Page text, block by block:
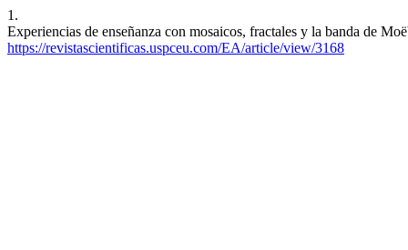
1.
Experiencias de enseñanza con mosaicos, fractales y la banda de
https://revistascientificas.uspceu.com/EA/article/view/3168